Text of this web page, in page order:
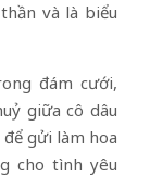
và là biểu
đám cưới,
giữa cô dâu
gửi làm hoa
cho tình yêu